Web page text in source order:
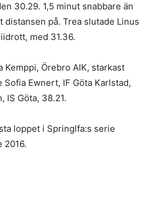
30.29. 1,5 minut snabbare än
på. Trea slutade Linus
med 31.36.
Kemppi, Örebro AIK, starkast
Ewnert, IF Göta Karlstad,
IS Göta, 38.21.
loppet i Springlfa:s serie
2016.